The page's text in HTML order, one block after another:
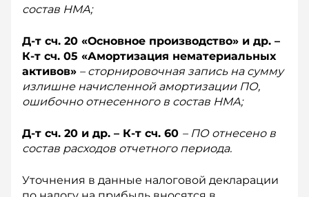
состав НМА;
Д-т сч. 20 «Основное производство» и др. –
К-т сч. 05 «Амортизация нематериальных
активов» – сторнировочная запись на сумму
излишне начисленной амортизации ПО,
ошибочно отнесенного в состав НМА;
Д-т сч. 20 и др. – К-т сч. 60 – ПО отнесено в
состав расходов отчетного периода.
Уточнения в данные налоговой декларации